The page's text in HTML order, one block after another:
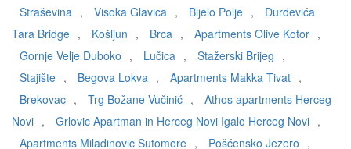
Straševina , Visoka Glavica , Bijelo Polje ,
Đurđevića
Tara Bridge , Košljun , Brca , Apartments Olive Kotor ,
Gornje Velje Duboko , Lučica , Stažerski Brijeg ,
Stajište , Begova Lokva , Apartments Makka Tivat ,
Brekovac , Trg Božane Vučinić ,
Athos apartments Herceg
Novi , Grlovic Apartman in Herceg Novi Igalo Herceg Novi ,
Apartments Miladinovic Sutomore , Pošćensko Jezero ,